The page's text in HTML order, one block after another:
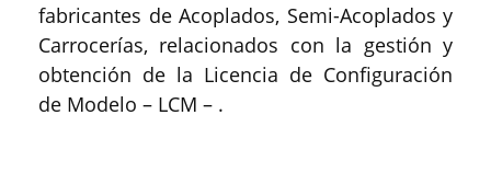
fabricantes de Acoplados, Semi-Acoplados y
Carrocerías, relacionados con la gestión y
obtención de la Licencia de Configuración
de Modelo – LCM – .